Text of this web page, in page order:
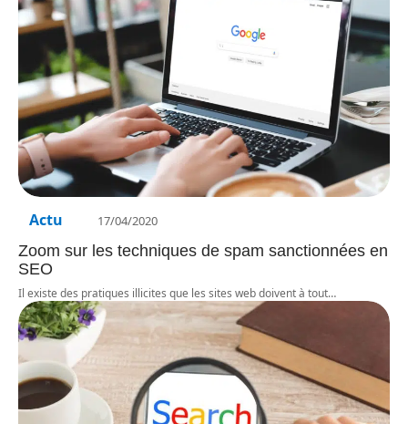
Actu 17/04/2020
Zoom sur les techniques de spam sanctionnées en
SEO
Il existe des pratiques illicites que les sites web doivent à tout…